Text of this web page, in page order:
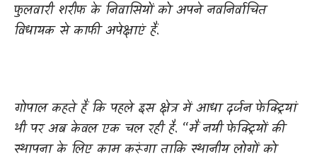
फुलवारी शरीफ के निवासियों को अपने नवनिर्वाचित
विधायक से काफी अपेक्षाएं हैं.
गोपाल कहते हैं कि पहले इस क्षेत्र में आधा दर्जन फेक्ट्रियां
थी पर अब केवल एक चल रही है. “मैं नयी फेक्ट्रियों की
स्थापना के लिए काम करूंगा ताकि स्थानीय लोगों को